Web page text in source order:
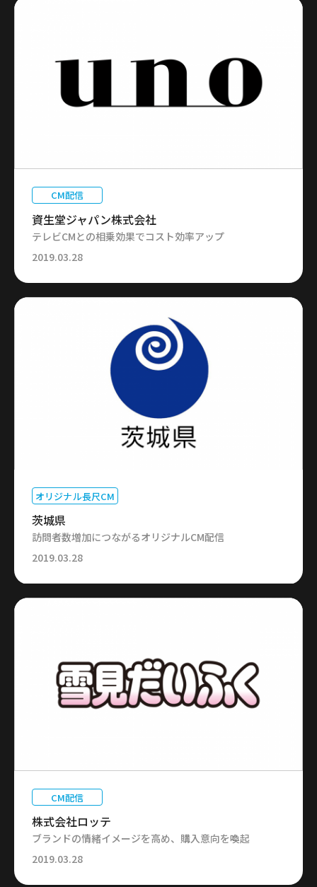
CM配信
資生堂ジャパン株式会社
テレビCMとの相乗効果でコスト効率アップ
2019.03.28
オリジナル長尺CM
茨城県
訪問者数増加につながるオリジナルCM配信
2019.03.28
CM配信
株式会社ロッテ
ブランドの情緒イメージを高め、購入意向を喚起
2019.03.28